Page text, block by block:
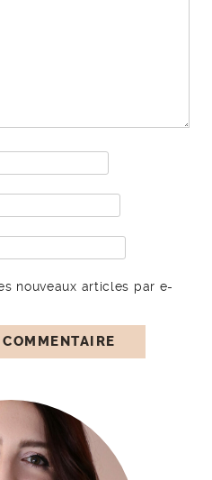
nouveaux articles par e-